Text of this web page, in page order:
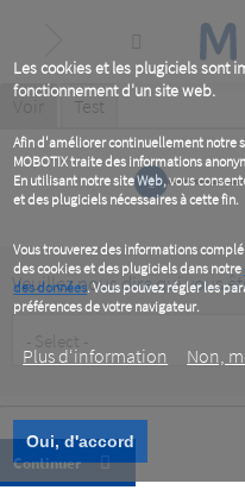
Les cookies et les plugiciels sont
fonctionnement d'un site web.
Afin d'améliorer continuellement notre
MOBOTIX traite des informations
En utilisant notre site Web, vous
et des plugiciels nécessaires à cette fin.
Vous trouverez des informations
des cookies et des plugiciels dans notre
des données. Vous pouvez régler les
préférences de votre navigateur.
Plus d‘information Non,
Oui, d'accord
content
Primary
tabs
Voir (active
Test
1
Veuillez nous dire qui vous
Type